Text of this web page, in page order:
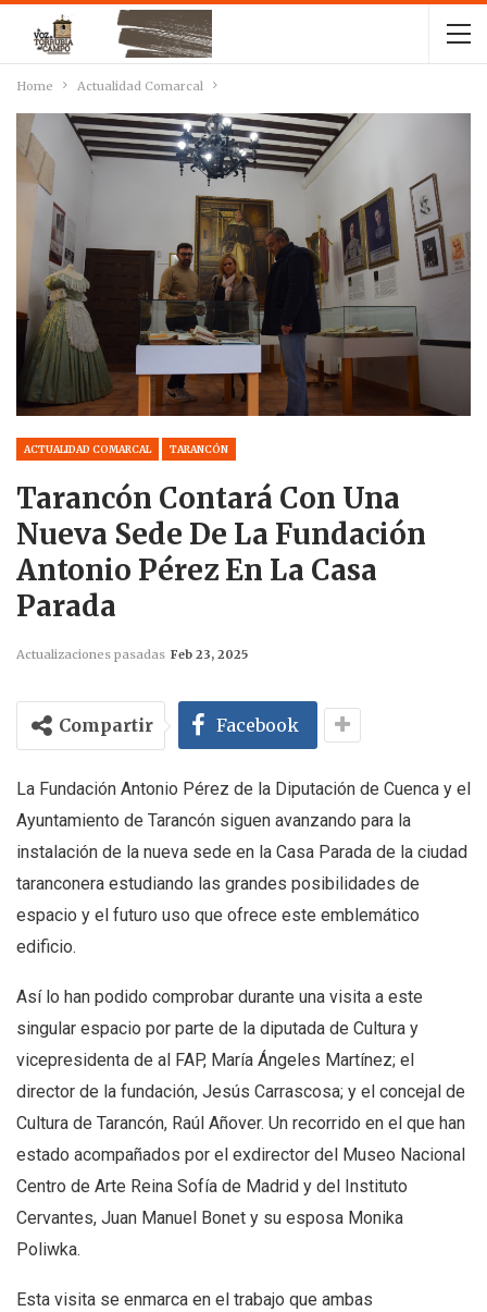
Home Actualidad Comarcal
ACTUALIDAD COMARCAL TARANCÓN
Tarancón Contará Con Una
Nueva Sede De La Fundación
Antonio Pérez En La Casa
Parada
Actualizaciones pasadas Feb 23, 2025
Compartir Facebook
La Fundación Antonio Pérez de la Diputación de Cuenca y el
Ayuntamiento de Tarancón siguen avanzando para la
instalación de la nueva sede en la Casa Parada de la ciudad
taranconera estudiando las grandes posibilidades de
espacio y el futuro uso que ofrece este emblemático
edificio.
Así lo han podido comprobar durante una visita a este
singular espacio por parte de la diputada de Cultura y
vicepresidenta de al FAP, María Ángeles Martínez; el
director de la fundación, Jesús Carrascosa; y el concejal de
Cultura de Tarancón, Raúl Añover. Un recorrido en el que han
estado acompañados por el exdirector del Museo Nacional
Centro de Arte Reina Sofía de Madrid y del Instituto
Cervantes, Juan Manuel Bonet y su esposa Monika
Poliwka.
Esta visita se enmarca en el trabajo que ambas